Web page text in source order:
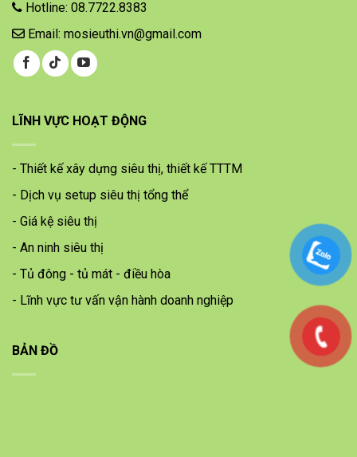
Hotline: 08.7722.8383
Email: mosieuthi.vn@gmail.com
LĨNH VỰC HOẠT ĐỘNG
- Thiết kế xây dựng siêu thị, thiết kế TTTM
- Dịch vụ setup siêu thị tổng thể
- Giá kệ siêu thị
- An ninh siêu thị
- Tủ đông - tủ mát - điều hòa
- Lĩnh vực tư vấn vận hành doanh nghiệp
BẢN ĐỒ